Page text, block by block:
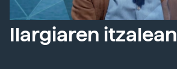
Ilargiaren itzalean